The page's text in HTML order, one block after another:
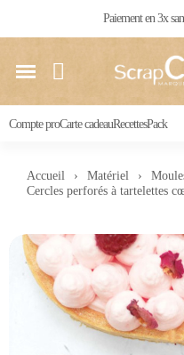
Livraison 24 /
Compte proCarte cadeauRecettesPack
Accueil Matériel
Cercles perforés à tartelettes